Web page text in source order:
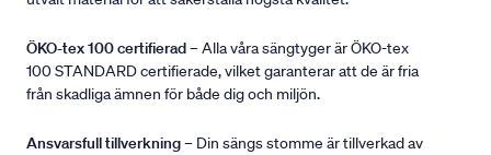
ÖKO-tex 100 certifierad– Alla våra sängtyger är ÖKO-tex
100 STANDARD certifierade, vilket garanterar att de är fria
från skadliga ämnen för både dig och miljön.
Ansvarsfull tillverkning– Din sängs stomme är tillverkad av